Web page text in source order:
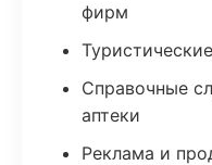
фирм
Справочные
аптеки
Реклама и